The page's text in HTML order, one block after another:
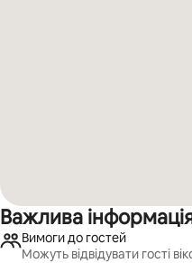
Важлива
Вимоги до гостей
Можуть відвідувати гості